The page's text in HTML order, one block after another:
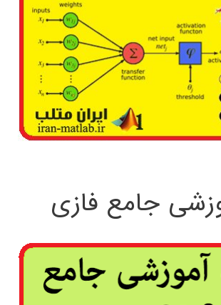
جامع فازی